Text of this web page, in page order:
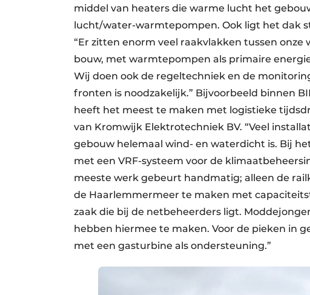
middel van heaters die warme lucht het
lucht/water-warmtepompen. Ook ligt het dak
“Er zitten enorm veel raakvlakken tussen onze
bouw, met warmtepompen als primaire
Wij doen ook de regeltechniek en de
fronten is noodzakelijk.” Bijvoorbeeld binnen
heeft het meest te maken met logistieke
van Kromwijk Elektrotechniek BV. “Veel
gebouw helemaal wind- en waterdicht is. Bij
met een VRF-systeem voor de
meeste werk gebeurt handmatig; alleen de
de Haarlemmermeer te maken met
zaak die bij de netbeheerders ligt.
hebben hiermee te maken. Voor de pieken in
met een gasturbine als ondersteuning.”